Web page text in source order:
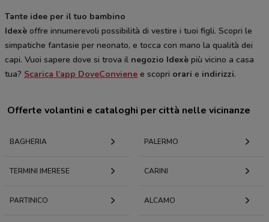
Tante idee per il tuo bambino
Idexè offre innumerevoli possibilità di vestire i tuoi figli. Scopri le
simpatiche fantasie per neonato, e tocca con mano la qualità dei
capi. Vuoi sapere dove si trova il negozio Idexè più vicino a casa
tua? Scarica l’app DoveConviene e scopri orari e indirizzi.
Offerte volantini e cataloghi per città nelle vicinanze
BAGHERIA PALERMO
TERMINI IMERESE CARINI
PARTINICO ALCAMO